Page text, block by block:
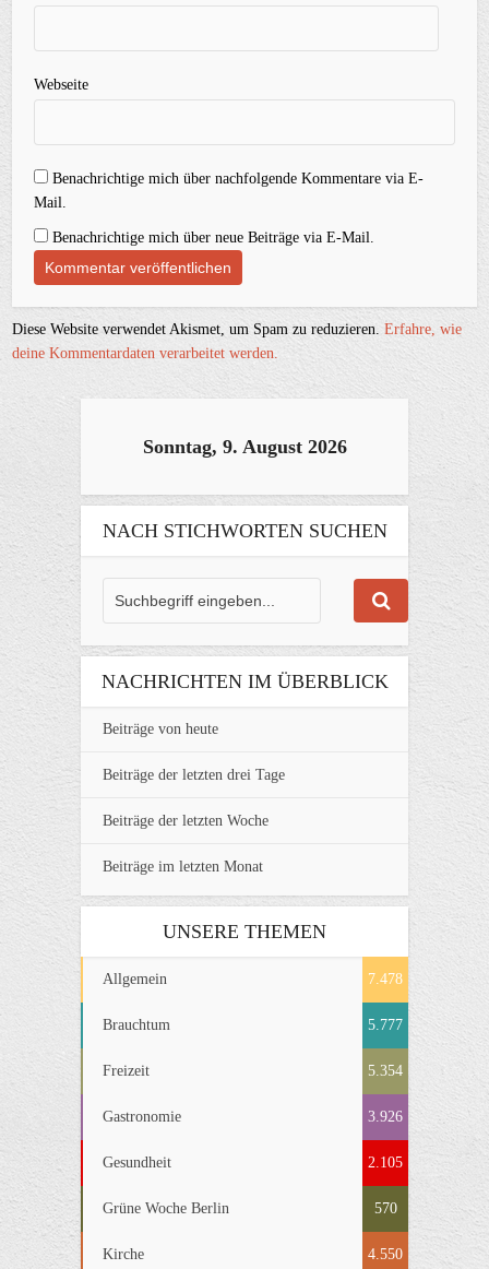
Webseite
Benachrichtige mich über nachfolgende Kommentare via E-
Mail.
Benachrichtige mich über neue Beiträge via E-Mail.
Diese Website verwendet Akismet, um Spam zu reduzieren.Erfahre, wie
deine Kommentardaten verarbeitet werden.
Sonntag, 9. August 2026
NACH STICHWORTEN SUCHEN
NACHRICHTEN IM ÜBERBLICK
Beiträge von heute
Beiträge der letzten drei Tage
Beiträge der letzten Woche
Beiträge im letzten Monat
UNSERE THEMEN
Allgemein 7.478
Brauchtum 5.777
Freizeit 5.354
Gastronomie 3.926
Gesundheit 2.105
Grüne Woche Berlin 570
Kirche 4.550